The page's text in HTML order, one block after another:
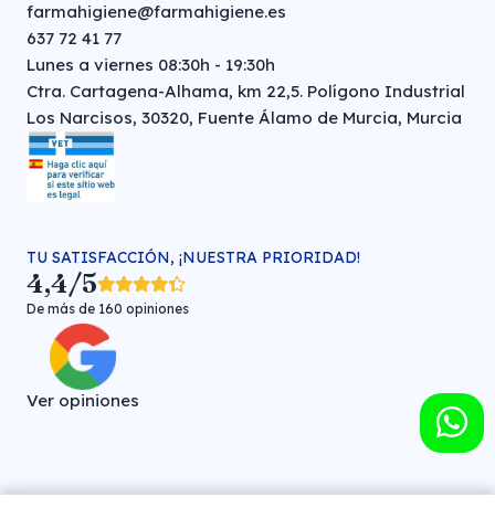
farmahigiene@farmahigiene.es
637 72 41 77
Lunes a viernes 08:30h - 19:30h
Ctra. Cartagena-Alhama, km 22,5. Polígono Industrial
Los Narcisos, 30320, Fuente Álamo de Murcia, Murcia
TU SATISFACCIÓN, ¡NUESTRA PRIORIDAD!
4,4/5
De más de 160 opiniones
Ver opiniones